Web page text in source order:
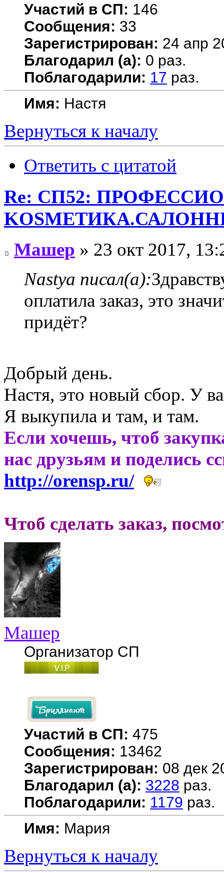
Участий в СП: 146
Сообщения: 33
Зарегистрирован: 24 апр
Благодарил (а): 0 раз.
Поблагодарили: 17 раз.
Имя: Настя
Вернуться к началу
Ответить с цитатой
Re: СП52:
Машер » 23 окт 2017,
Nastya писал(а):
оплатила заказ, это
придёт?
Добрый день.
Настя, это новый сбор. У
Я выкупила и там, и там.
Если хочешь, чтоб
нас друзьям и поделись
http://orensp.ru/
Чтоб сделать заказ,
Машер
Организатор СП
Участий в СП: 475
Сообщения: 13462
Зарегистрирован: 08 дек
Благодарил (а): 3228 раз.
Поблагодарили: 1179 раз.
Имя: Мария
Вернуться к началу